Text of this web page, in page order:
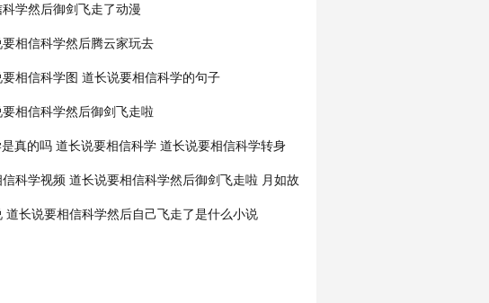
学然后御剑飞走了动漫
相信科学然后腾云家玩去
相信科学图 道长说要相信科学的句子
相信科学然后御剑飞走啦
真的吗 道长说要相信科学 道长说要相信科学转身
科学视频 道长说要相信科学然后御剑飞走啦 月如故
道长说要相信科学然后自己飞走了是什么小说